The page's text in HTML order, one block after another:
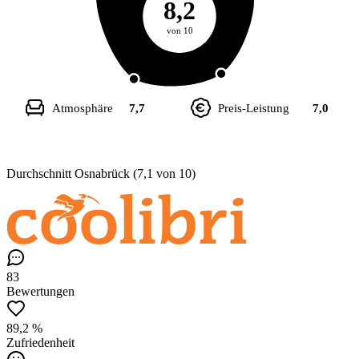
8,2
von 10
Preis-Leistung 7,0
Atmosphäre 7,7
Durchschnitt Osnabrück (7,1 von 10)
83
Bewertungen
89,2 %
Zufriedenheit